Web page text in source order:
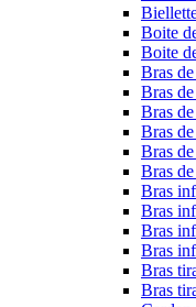
Boite
Boite
Bras
Bras
Bras
Bras
Bras
Bras
Bras
Bras
Bras
Bras
Bras
Bras